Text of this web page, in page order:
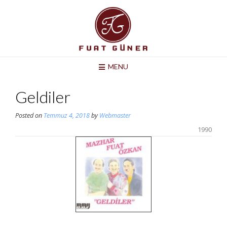
MENU
Geldiler
Posted on Temmuz 4, 2018byWebmaster
1990